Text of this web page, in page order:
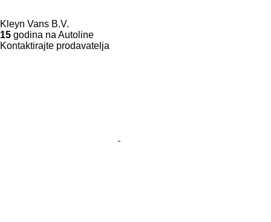
Kleyn Vans B.V.
15 godina na Autoline
Kontaktirajte prodavatelja